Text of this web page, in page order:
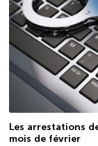
Les arrestations
mois de février